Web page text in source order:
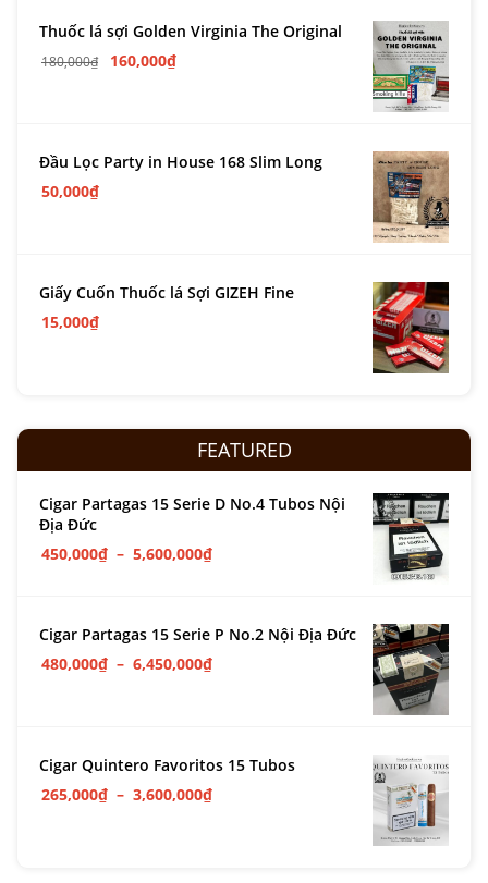
Thuốc lá sợi Golden Virginia The Original
180,000₫ 160,000₫
Đầu Lọc Party in House 168 Slim Long
50,000₫
Giấy Cuốn Thuốc lá Sợi GIZEH Fine
15,000₫
FEATURED
Cigar Partagas 15 Serie D No.4 Tubos Nội
Địa Đức
450,000₫ – 5,600,000₫
Cigar Partagas 15 Serie P No.2 Nội Địa Đức
480,000₫ – 6,450,000₫
Cigar Quintero Favoritos 15 Tubos
265,000₫ – 3,600,000₫